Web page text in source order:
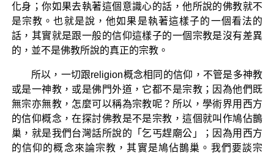
化身；你如果去執著這個意識心的話，他所說的佛教就不
是宗教。也就是說，他如果是執著這樣子的一個看法的
話，其實就是跟一般的信仰這樣子的一個宗教是沒有差異
的，並不是佛教所說的真正的宗教。
所以，一切跟religion概念相同的信仰，不管是多神教
或是一神教，或是佛門外道，它都不是宗教；因為他們既
無宗亦無教，怎麼可以稱為宗教呢？所以，學術界用西方
的信仰概念，在探討佛教是不是宗教，這個就叫作鳩佔鵲
巢，就是我們台灣話所說的「乞丐趕廟公」；因為用西方
的信仰的概念來論宗教，其實是鳩佔鵲巢。我們要談宗